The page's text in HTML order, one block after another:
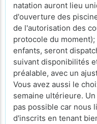
natation auront lieu
d'ouverture des
de l'autorisation des
protocole du
enfants, seront
suivant disponibilités
préalable, avec un
Vous avez aussi le
semaine ultérieure.
pas possible car nous
d'inscrits en tenant